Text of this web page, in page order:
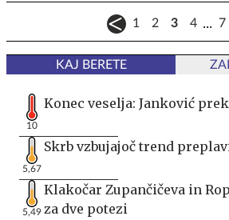
1 2 3 4 ... 7
KAJ BERETE
10
Konec veselja: Janković
5,67
Skrb vzbujajoč trend
5,49
Klakočar Zupančičeva in
za dve potezi